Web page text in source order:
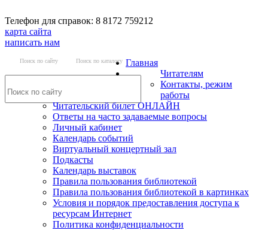
Телефон для справок: 8 8172 759212
карта сайта
написать нам
Поиск по сайту Поиск по каталогу Главная
Читателям
Контакты, режим
работы
Читательский билет ОНЛАЙН
Ответы на часто задаваемые вопросы
Личный кабинет
Календарь событий
Виртуальный концертный зал
Подкасты
Календарь выставок
Правила пользования библиотекой
Правила пользования библиотекой в картинках
Условия и порядок предоставления доступа к
ресурсам Интернет
Политика конфиденциальности